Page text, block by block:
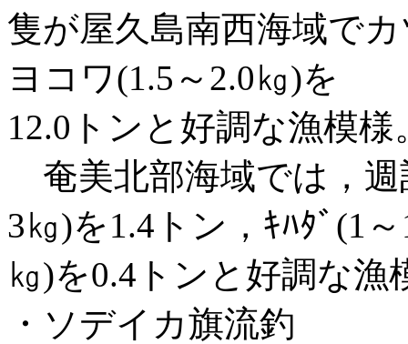
隻が屋久島南西海域で
ヨコワ(1.5～2.0㎏)を
12.0トンと好調な漁模
奄美北部海域では，週
3㎏)を1.4トン，ｷﾊﾀﾞ(1
㎏)を0.4トンと好調な漁
・ソデイカ旗流釣